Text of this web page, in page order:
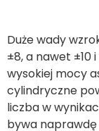
Duże wady
±8, a nawet ±10
wysokiej mocy
cylindryczne
liczba w
bywa naprawdę